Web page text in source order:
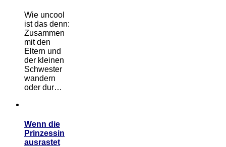
Wie uncool
ist das denn:
Zusammen
mit den
Eltern und
der kleinen
Schwester
wandern
oder dur…
Wenn die
Prinzessin
ausrastet